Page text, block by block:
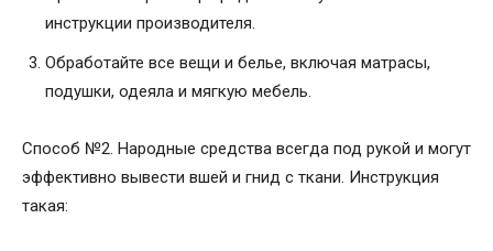
инструкции производителя.
Обработайте все вещи и белье, включая матрасы,
подушки, одеяла и мягкую мебель.
Способ №2. Народные средства всегда под рукой и могут
эффективно вывести вшей и гнид с ткани. Инструкция
такая: